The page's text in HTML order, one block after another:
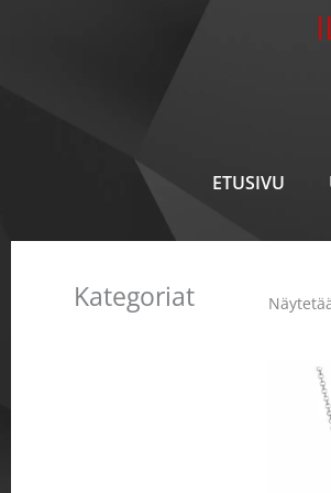
ETUSIVU
Kategoriat